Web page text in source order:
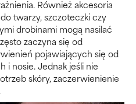
Również akcesoria
twarzy, szczoteczki czy
drobinami mogą nasilać
zaczyna się od
pojawiających się od
i nosie. Jednak jeśli nie
skóry, zaczerwienienie